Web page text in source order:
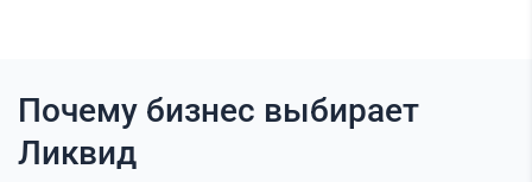
Почему бизнес выбирает
Ликвид